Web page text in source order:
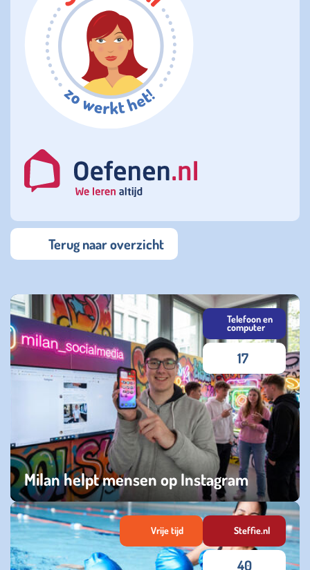
Terug naar overzicht
Milan helpt mensen op Instagram
donderdag 11 juni 2026
Telefoon en
computer
17
Vrije tijd Steffie.nl
40